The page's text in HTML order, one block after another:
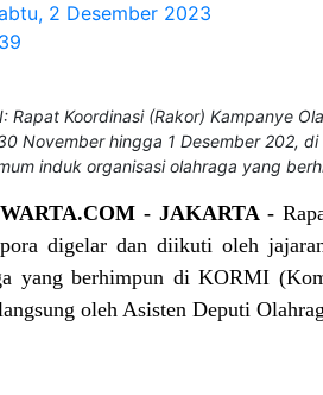
2 Desember 2023
Rapat Koordinasi (Rakor) Kampanye
November hingga 1 Desember 202,
induk organisasi olahraga yang
- JAKARTA -
digelar dan diikuti oleh
yang berhimpun di KORMI
oleh Asisten Deputi